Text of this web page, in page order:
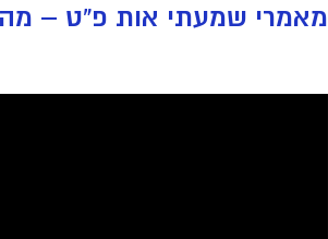
מאמרי שמעתי אות פ”ט –